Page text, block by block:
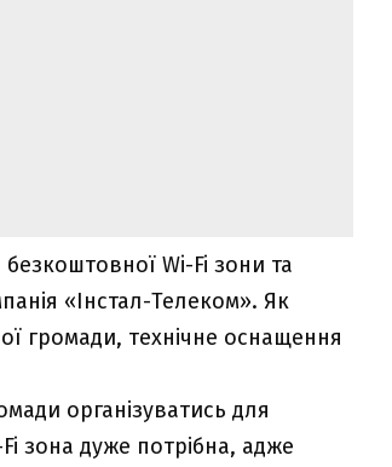
Wi-Fi зони та
«Інстал-Телеком». Як
громади, технічне оснащення
організуватись для
зона дуже потрібна, адже